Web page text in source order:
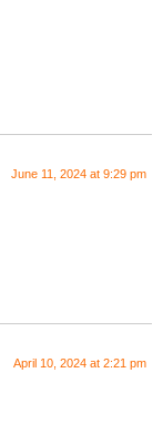
June 11, 2024 at 9:29 pm
April 10, 2024 at 2:21 pm